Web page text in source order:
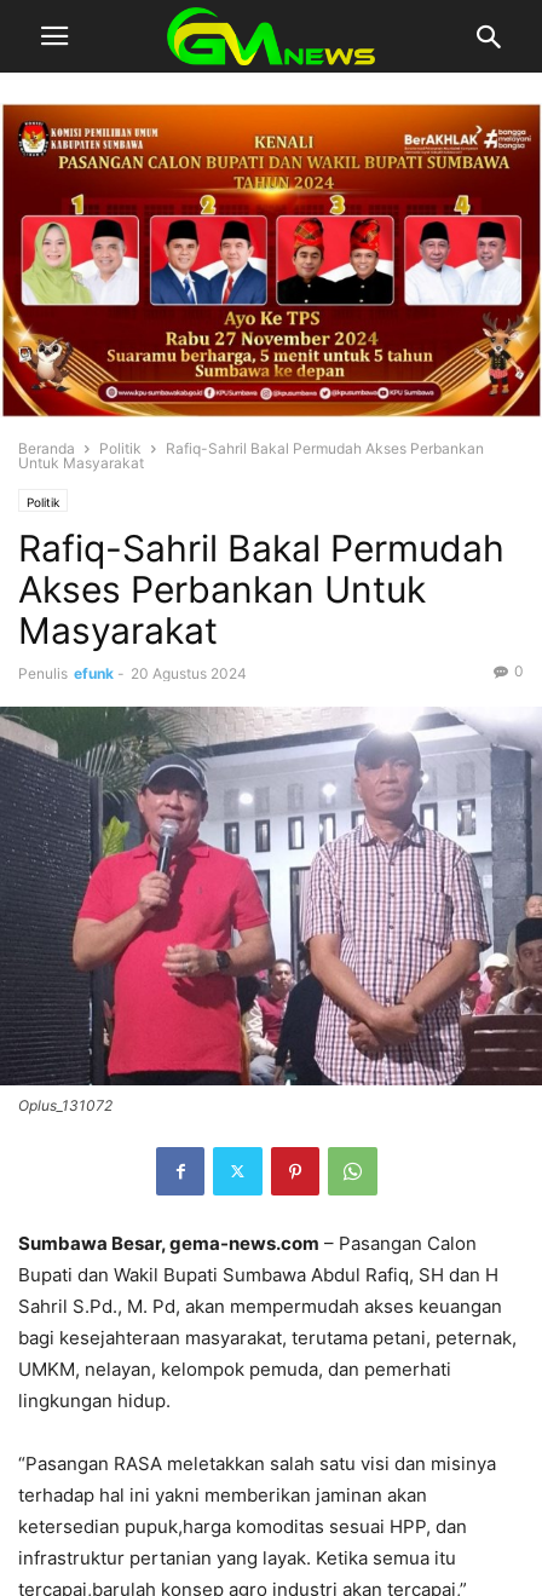
Beranda Politik
Rafiq-Sahril Bakal Permudah Akses Perbankan
Untuk Masyarakat
Politik
Rafiq-Sahril Bakal Permudah
Akses Perbankan Untuk
Masyarakat
Penulis efunk - 20 Agustus 2024 0
Oplus_131072
Sumbawa Besar, gema-news.com – Pasangan Calon
Bupati dan Wakil Bupati Sumbawa Abdul Rafiq, SH dan H
Sahril S.Pd., M. Pd, akan mempermudah akses keuangan
bagi kesejahteraan masyarakat, terutama petani, peternak,
UMKM, nelayan, kelompok pemuda, dan pemerhati
lingkungan hidup.
“Pasangan RASA meletakkan salah satu visi dan misinya
terhadap hal ini yakni memberikan jaminan akan
ketersedian pupuk,harga komoditas sesuai HPP, dan
infrastruktur pertanian yang layak. Ketika semua itu
tercapai,barulah konsep agro industri akan tercapai,”